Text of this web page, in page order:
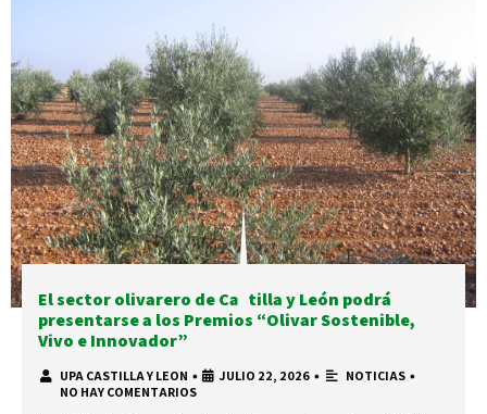
El sector olivarero de Castilla y León podrá
presentarse a los Premios “Olivar Sostenible,
Vivo e Innovador”
UPA CASTILLA Y LEON • JULIO 22, 2026 • NOTICIAS •
NO HAY COMENTARIOS